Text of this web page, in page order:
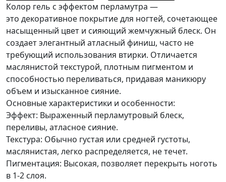
Колор гель с эффектом перламутра —
это декоративное покрытие для ногтей, сочетающее
насыщенный цвет и сияющий жемчужный блеск. Он
создает элегантный атласный финиш, часто не
требующий использования втирки. Отличается
маслянистой текстурой, плотным пигментом и
способностью переливаться, придавая маникюру
объем и изысканное сияние.
Основные характеристики и особенности:
Эффект: Выраженный перламутровый блеск,
переливы, атласное сияние.
Текстура: Обычно густая или средней густоты,
маслянистая, легко распределяется, не течет.
Пигментация: Высокая, позволяет перекрыть ноготь
в 1-2 слоя.